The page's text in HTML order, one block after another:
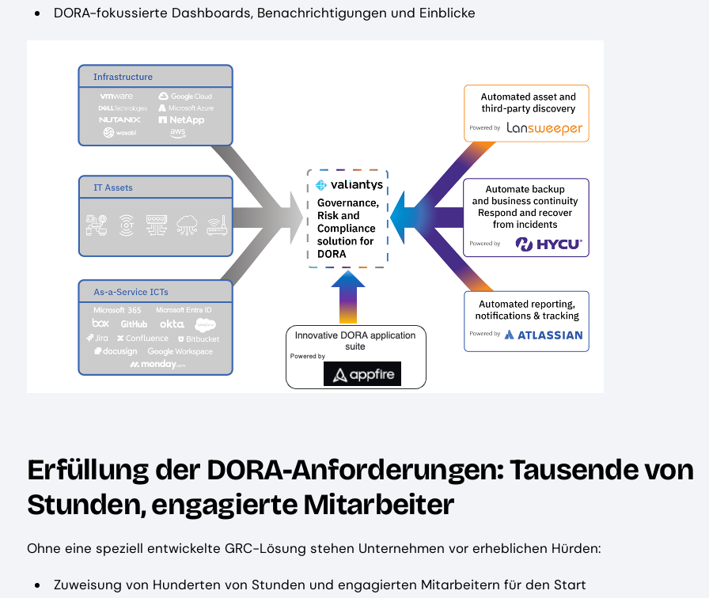
DORA-fokussierte Dashboards, Benachrichtigungen und Einblicke
Erfüllung der DORA-Anforderungen: Tausende von
Stunden, engagierte Mitarbeiter
Ohne eine speziell entwickelte GRC-Lösung stehen Unternehmen vor erheblichen Hürden:
Zuweisung von Hunderten von Stunden und engagierten Mitarbeitern für den Start